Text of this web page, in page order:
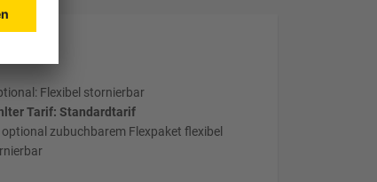
Flexibel stornierbar
Tarif: Standardtarif
zubuchbarem Flexpaket flexibel